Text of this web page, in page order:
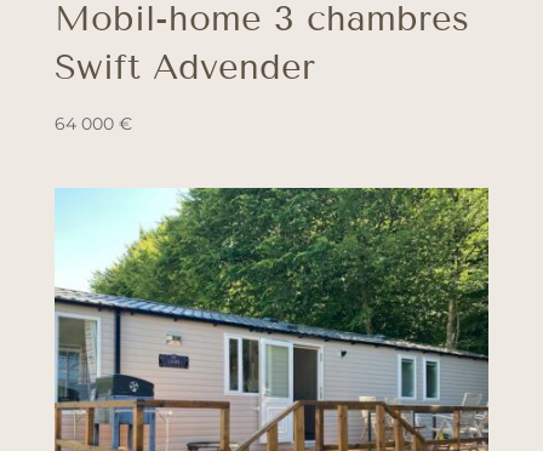
Mobil-home 3 chambres
Swift Advender
64 000 €